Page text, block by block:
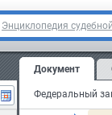
Энциклопедия
Документ